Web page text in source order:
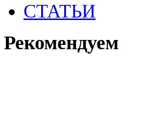
СТАТЬИ
Рекомендуем